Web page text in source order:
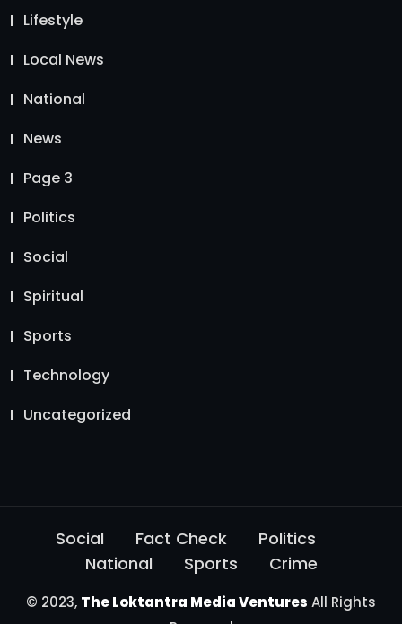
Lifestyle
Local News
National
News
Page 3
Politics
Social
Spiritual
Sports
Technology
Uncategorized
Social Fact Check
Politics
National
Sports Crime
© 2023, The Loktantra Media Ventures All Rights